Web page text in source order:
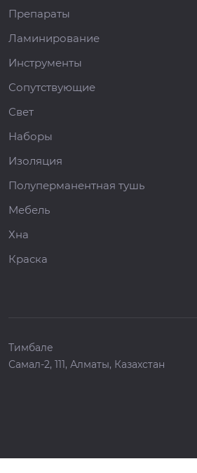
Препараты
Ламинирование
Инструменты
Сопутствующие
Свет
Наборы
Изоляция
Полуперманентная тушь
Мебель
Хна
Краска
Тимбале
Самал-2, 111, Алматы, Казахстан